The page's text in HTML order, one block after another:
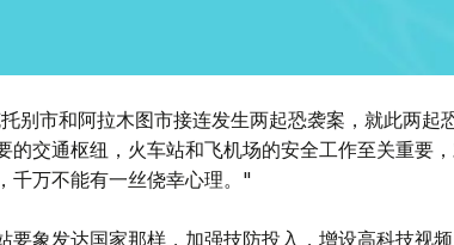
别市和阿拉木图市接连发生两起恐袭案，就此两起
交通枢纽，火车站和飞机场的安全工作至关重要
千万不能有一丝侥幸心理。"
要象发达国家那样，加强技防投入，增设高科技视